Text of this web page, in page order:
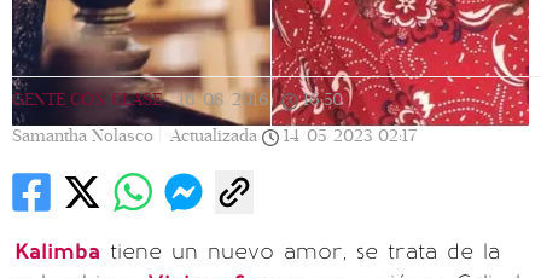
GENTE CON CLASE | 16/08/2016 | 16:50 |
Samantha Nolasco |
Actualizada 14/05/2023 02:17
Kalimba tiene un nuevo amor, se trata de la